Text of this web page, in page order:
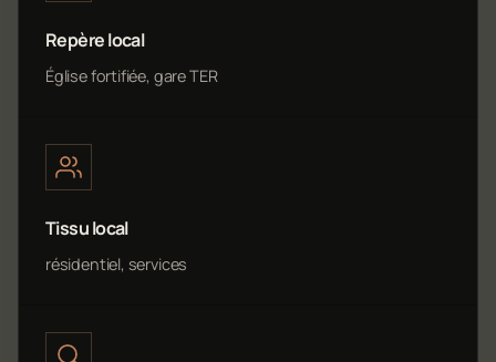
Repère local
Église fortifiée, gare TER
Tissu local
résidentiel, services